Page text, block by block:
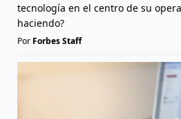
tecnología en el centro de su
haciendo?
Por Forbes Staff